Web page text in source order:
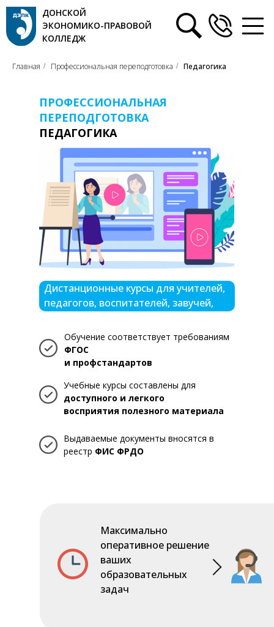
ДОНСКОЙ
ЭКОНОМИКО-ПРАВОВОЙ
КОЛЛЕДЖ
Главная / Профессиональная переподготовка / Педагогика
Обучение соответствует требованиям
ФГОС
и профстандартов
Учебные курсы составлены для
доступного и легкого
восприятия полезного материала
Выдаваемые документы вносятся в
реестр ФИС ФРДО
Дистанционные курсы для учителей,
педагогов, воспитателей, завучей,
ПРОФЕССИОНАЛЬНАЯ
ПЕРЕПОДГОТОВКА
ПЕДАГОГИКА
Максимально
оперативное решение
ваших
образовательных
задач